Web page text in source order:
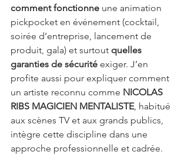
comment fonctionne une animation
pickpocket en événement (cocktail,
soirée d’entreprise, lancement de
produit, gala) et surtout quelles
garanties de sécurité exiger. J’en
profite aussi pour expliquer comment
un artiste reconnu comme NICOLAS
RIBS MAGICIEN MENTALISTE, habitué
aux scènes TV et aux grands publics,
intègre cette discipline dans une
approche professionnelle et cadrée.